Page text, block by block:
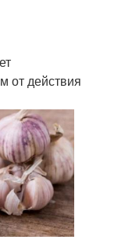
от действия